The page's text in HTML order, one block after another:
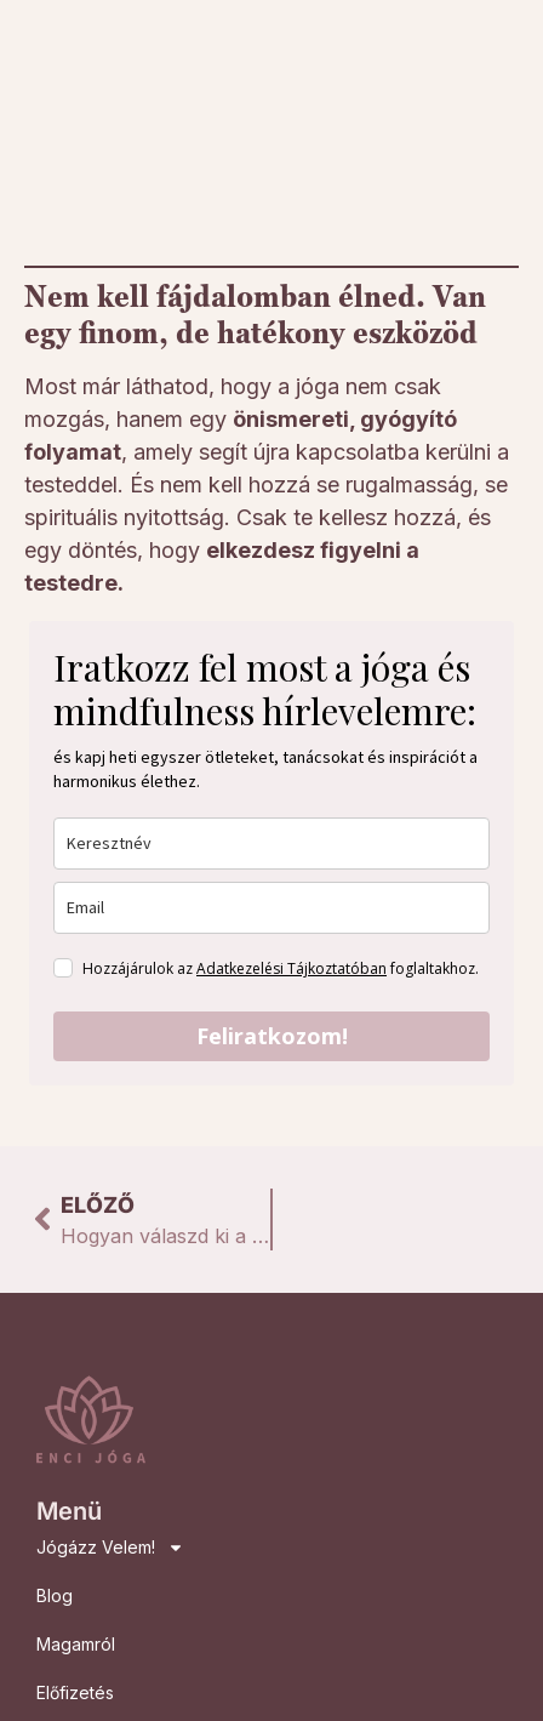
Nem kell fájdalomban élned. Van
egy finom, de hatékony eszközöd
Most már láthatod, hogy a jóga nem csak
mozgás, hanem egy önismereti, gyógyító
folyamat, amely segít újra kapcsolatba kerülni a
testeddel. És nem kell hozzá se rugalmasság, se
spirituális nyitottság. Csak te kellesz hozzá, és
egy döntés, hogy elkezdesz figyelni a
testedre.
Iratkozz fel most a jóga és
mindfulness hírlevelemre:
és kapj heti egyszer ötleteket, tanácsokat és inspirációt a
harmonikus élethez.
Hozzájárulok azAdatkezelési Tájkoztatóbanfoglaltakhoz.
Feliratkozom!
ELŐZŐ
Hogyan válaszd ki a számodra megfelelő jógaórát?
Menü
Jógázz Velem!
Blog
Magamról
Előfizetés